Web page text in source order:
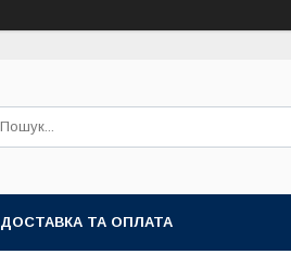
ДОСТАВКА ТА ОПЛАТА